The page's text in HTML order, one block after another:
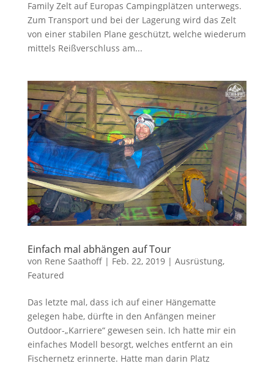
Family Zelt auf Europas Campingplätzen unterwegs.
Zum Transport und bei der Lagerung wird das Zelt
von einer stabilen Plane geschützt, welche wiederum
mittels Reißverschluss am...
Einfach mal abhängen auf Tour
von Rene Saathoff| Feb. 22, 2019| Ausrüstung,
Featured
Das letzte mal, dass ich auf einer Hängematte
gelegen habe, dürfte in den Anfängen meiner
Outdoor-„Karriere“ gewesen sein. Ich hatte mir ein
einfaches Modell besorgt, welches entfernt an ein
Fischernetz erinnerte. Hatte man darin Platz